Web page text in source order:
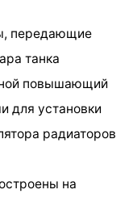
передающие
танка
повышающий
для установки
радиаторов
на